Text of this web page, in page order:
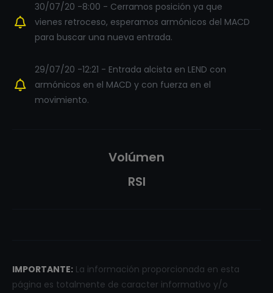
30/07/20 -8:00 - Cerramos posición ya que
vienes retroceso, esperamos armónicos del MACD
para buscar una nueva entrada.
29/07/20 -12:21 - Entrada alcista en LEND con
armónicos en el MACD y con fuerza en el
movimiento.
Volúmen
RSI
IMPORTANTE: La información proporcionada en esta
página es totalmente de caracter informativo y/o